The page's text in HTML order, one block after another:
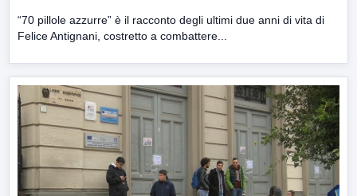
“70 pillole azzurre” è il racconto degli ultimi due anni di vita di
Felice Antignani, costretto a combattere...